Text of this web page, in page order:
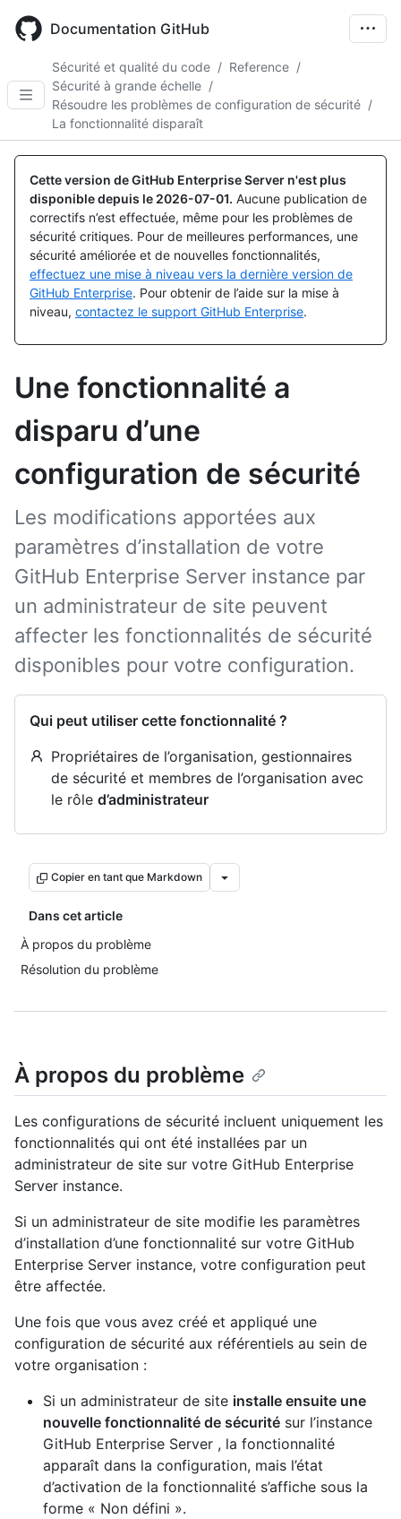
main
Documentation GitHub
Sécurité et qualité du code / Reference /
Sécurité à grande échelle /
Résoudre les problèmes de configuration de sécurité /
La fonctionnalité disparaît
Cette version de GitHub Enterprise Server n'est plus
disponible depuis le 2026-07-01. Aucune publication de
correctifs n’est effectuée, même pour les problèmes de
sécurité critiques. Pour de meilleures performances, une
sécurité améliorée et de nouvelles fonctionnalités,
effectuez une mise à niveau vers la dernière version de
GitHub Enterprise. Pour obtenir de l’aide sur la mise à
niveau, contactez le support GitHub Enterprise.
Une fonctionnalité a
disparu d’une
configuration de sécurité
Les modifications apportées aux
paramètres d’installation de votre
GitHub Enterprise Server instance par
un administrateur de site peuvent
affecter les fonctionnalités de sécurité
disponibles pour votre configuration.
Qui peut utiliser cette fonctionnalité ?
Propriétaires de l’organisation, gestionnaires
de sécurité et membres de l’organisation avec
le rôle d’administrateur
Copier en tant que Markdown
Dans cet article
À propos du problème
Résolution du problème
À propos du problème
Les configurations de sécurité incluent uniquement les
fonctionnalités qui ont été installées par un
administrateur de site sur votre GitHub Enterprise
Server instance.
Si un administrateur de site modifie les paramètres
d’installation d’une fonctionnalité sur votre GitHub
Enterprise Server instance, votre configuration peut
être affectée.
Une fois que vous avez créé et appliqué une
configuration de sécurité aux référentiels au sein de
votre organisation :
Si un administrateur de site installe ensuite une
nouvelle fonctionnalité de sécurité sur l’instance
GitHub Enterprise Server , la fonctionnalité
apparaît dans la configuration, mais l’état
d’activation de la fonctionnalité s’affiche sous la
forme « Non défini ».